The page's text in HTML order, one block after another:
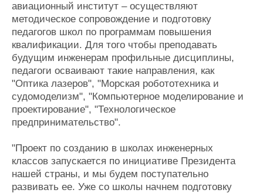
авиационный институт – осуществляют
методическое сопровождение и подготовку
педагогов школ по программам повышения
квалификации. Для того чтобы преподавать
будущим инженерам профильные дисциплины,
педагоги осваивают такие направления, как
"Оптика лазеров", "Морская робототехника и
судомоделизм", "Компьютерное моделирование и
проектирование", "Технологическое
предпринимательство".
"Проект по созданию в школах инженерных
классов запускается по инициативе Президента
нашей страны, и мы будем поступательно
развивать ее. Уже со школы начнем подготовку